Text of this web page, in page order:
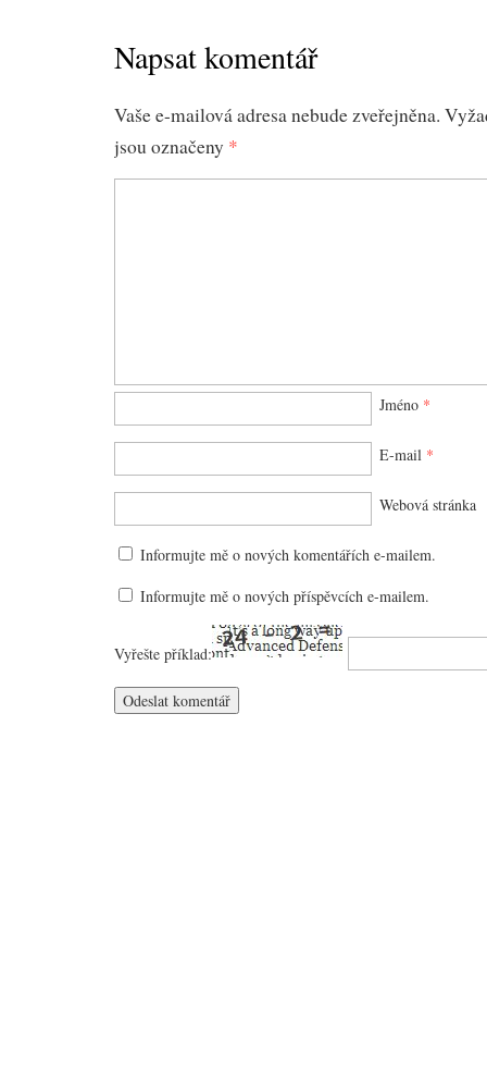
Napsat komentář
Vaše e-mailová adresa nebude zveřejněna.
jsou označeny *
Jméno *
E-mail *
Webová stránka
Informujte mě o nových komentářích e-mailem.
Informujte mě o nových příspěvcích e-mailem.
Vyřešte příklad: